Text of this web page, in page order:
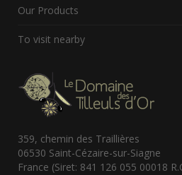
Our Products
To visit nearby
359, chemin des Traillières
06530 Saint-Cézaire-sur-Siagne
France (Siret: 841 126 055 00018